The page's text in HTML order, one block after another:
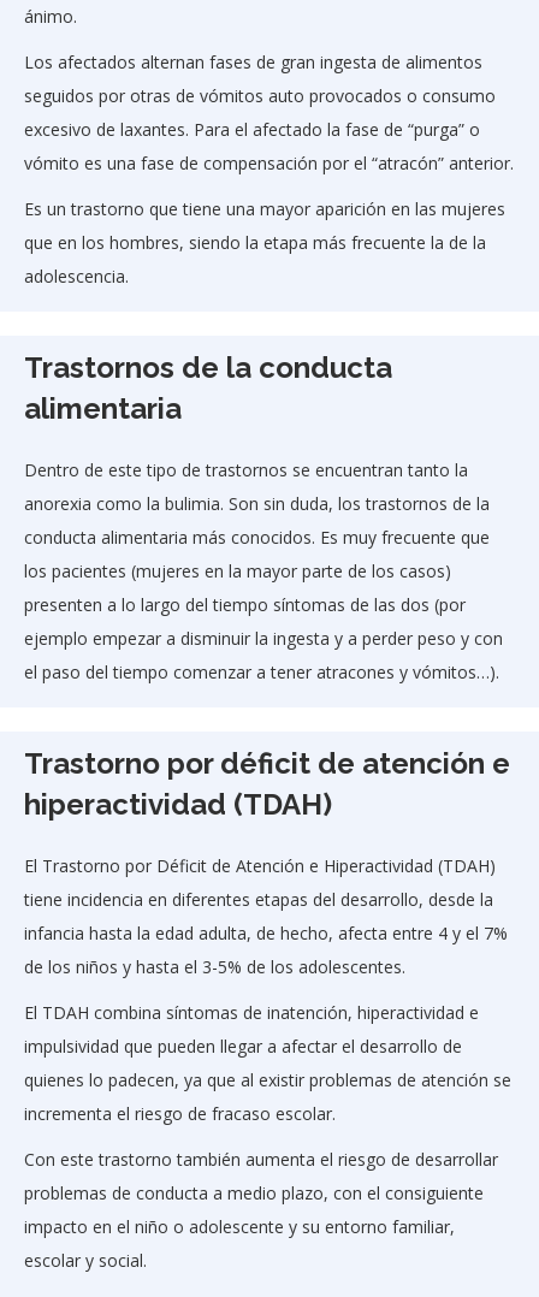
ánimo.
Los afectados alternan fases de gran ingesta de alimentos
seguidos por otras de vómitos auto provocados o consumo
excesivo de laxantes. Para el afectado la fase de “purga” o
vómito es una fase de compensación por el “atracón” anterior.
Es un trastorno que tiene una mayor aparición en las mujeres
que en los hombres, siendo la etapa más frecuente la de la
adolescencia.
Trastornos de la conducta
alimentaria
Dentro de este tipo de trastornos se encuentran tanto la
anorexia como la bulimia. Son sin duda, los trastornos de la
conducta alimentaria más conocidos. Es muy frecuente que
los pacientes (mujeres en la mayor parte de los casos)
presenten a lo largo del tiempo síntomas de las dos (por
ejemplo empezar a disminuir la ingesta y a perder peso y con
el paso del tiempo comenzar a tener atracones y vómitos…).
Trastorno por déficit de atención e
hiperactividad (TDAH)
El Trastorno por Déficit de Atención e Hiperactividad (TDAH)
tiene incidencia en diferentes etapas del desarrollo, desde la
infancia hasta la edad adulta, de hecho, afecta entre 4 y el 7%
de los niños y hasta el 3-5% de los adolescentes.
El TDAH combina síntomas de inatención, hiperactividad e
impulsividad que pueden llegar a afectar el desarrollo de
quienes lo padecen, ya que al existir problemas de atención se
incrementa el riesgo de fracaso escolar.
Con este trastorno también aumenta el riesgo de desarrollar
problemas de conducta a medio plazo, con el consiguiente
impacto en el niño o adolescente y su entorno familiar,
escolar y social.